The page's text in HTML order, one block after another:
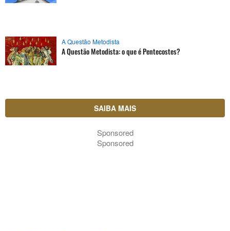
A Questão Metodista
A Questão Metodista: o que é Pentecostes?
SAIBA MAIS
Sponsored
Sponsored